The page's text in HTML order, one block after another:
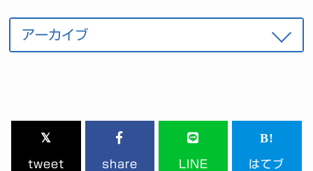
tweet share LINE はてブ